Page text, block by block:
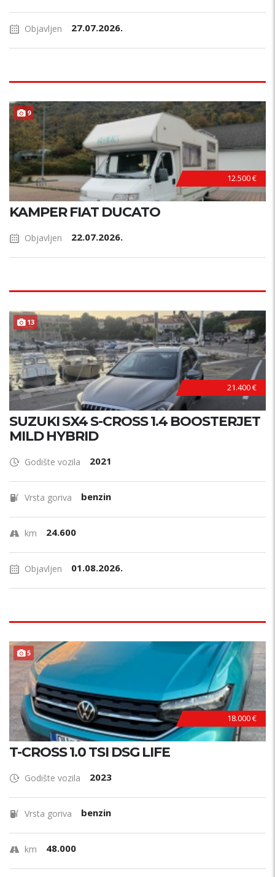
Objavljen 27.07.2026.
9
12.500 €
KAMPER FIAT DUCATO
Objavljen 22.07.2026.
13
21.400 €
SUZUKI SX4 S-CROSS 1.4 BOOSTERJET
MILD HYBRID
Godište vozila 2021
Vrsta goriva benzin
km 24.600
Objavljen 01.08.2026.
5
18.000 €
T-CROSS 1.0 TSI DSG LIFE
Godište vozila 2023
Vrsta goriva benzin
km 48.000